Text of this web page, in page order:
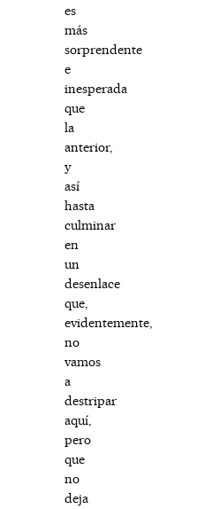
es
más
sorprendente
e
inesperada
que
la
anterior,
y
así
hasta
culminar
en
un
desenlace
que,
evidentemente,
no
vamos
a
destripar
aquí,
pero
que
no
deja